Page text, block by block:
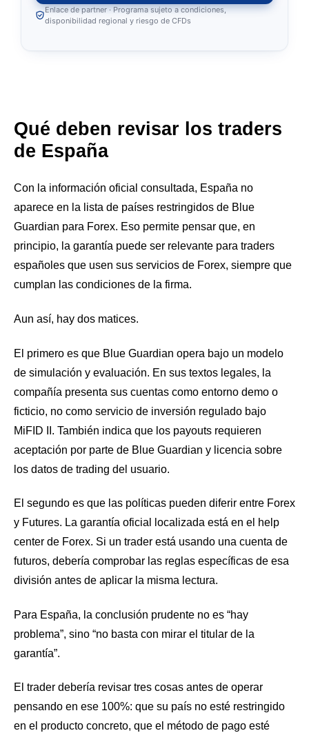
Enlace de partner · Programa sujeto a condiciones,
disponibilidad regional y riesgo de CFDs
Qué deben revisar los traders
de España
Con la información oficial consultada, España no
aparece en la lista de países restringidos de Blue
Guardian para Forex. Eso permite pensar que, en
principio, la garantía puede ser relevante para traders
españoles que usen sus servicios de Forex, siempre que
cumplan las condiciones de la firma.
Aun así, hay dos matices.
El primero es que Blue Guardian opera bajo un modelo
de simulación y evaluación. En sus textos legales, la
compañía presenta sus cuentas como entorno demo o
ficticio, no como servicio de inversión regulado bajo
MiFID II. También indica que los payouts requieren
aceptación por parte de Blue Guardian y licencia sobre
los datos de trading del usuario.
El segundo es que las políticas pueden diferir entre Forex
y Futures. La garantía oficial localizada está en el help
center de Forex. Si un trader está usando una cuenta de
futuros, debería comprobar las reglas específicas de esa
división antes de aplicar la misma lectura.
Para España, la conclusión prudente no es “hay
problema”, sino “no basta con mirar el titular de la
garantía”.
El trader debería revisar tres cosas antes de operar
pensando en ese 100%: que su país no esté restringido
en el producto concreto, que el método de pago esté